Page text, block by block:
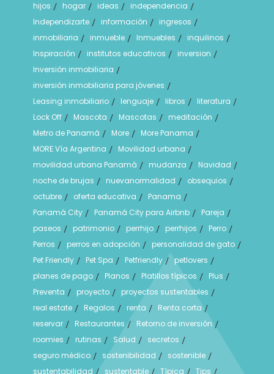
hijos / hogar / ideas / independencia /
Independizarte / información / ingresos /
inmobiliaria / inmueble / Inmuebles / inquilinos /
Inspiración / institutos educativos / inversion /
Inversión inmobiliaria /
inversión inmobiliaria para jóvenes /
Leasing inmobiliario / lenguaje / libros / literatura /
Lock Off / Mascota / Mascotas / meditación /
Metro de Panamá / More / More Panama /
MORE Vía Argentina / Movilidad urbana /
movilidad urbana Panamá / mudanza / Navidad /
noche de brujas / nuevanormalidad / obsequios /
octubre / oferta educativa / Panama /
Panamá City / Panamá City para Airbnb / Pareja /
paseos / patrimonio / perrhijo / perrhijos / Perro /
Perros / perros en adopción / personalidad de gato /
Pet Friendly / Pet Spa / Petfriendly / petlovers /
planes de pago / Planos / Platillos típicos / Plus /
Preventa / proyecto / proyectos sustentables /
real estate / Regalos / renta / Renta corta /
reservar / Restaurantes / Retorno de inversión/
roomies / rutinas / Salud / secretos /
seguro médico / sostenibilidad / sostenible /
sustentabilidad / sustentable / Típica / Tips /